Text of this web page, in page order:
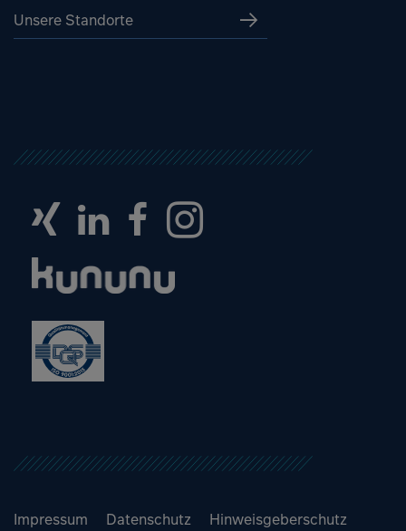
Unsere Standorte
Impressum Datenschutz Hinweisgeberschutz